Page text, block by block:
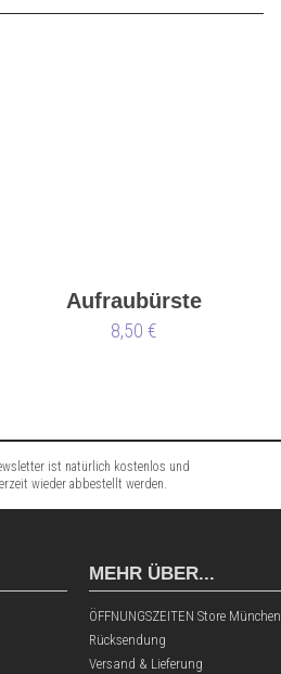
Aufraubürste
8,50 €
ist natürlich kostenlos und
wieder abbestellt werden.
MEHR ÜBER...
ÖFFNUNGSZEITEN Store München
Rücksendung
Versand & Lieferung